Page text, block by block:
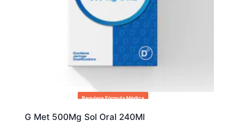
Requiere Fórmula Médica
G Met 500Mg Sol Oral 240Ml